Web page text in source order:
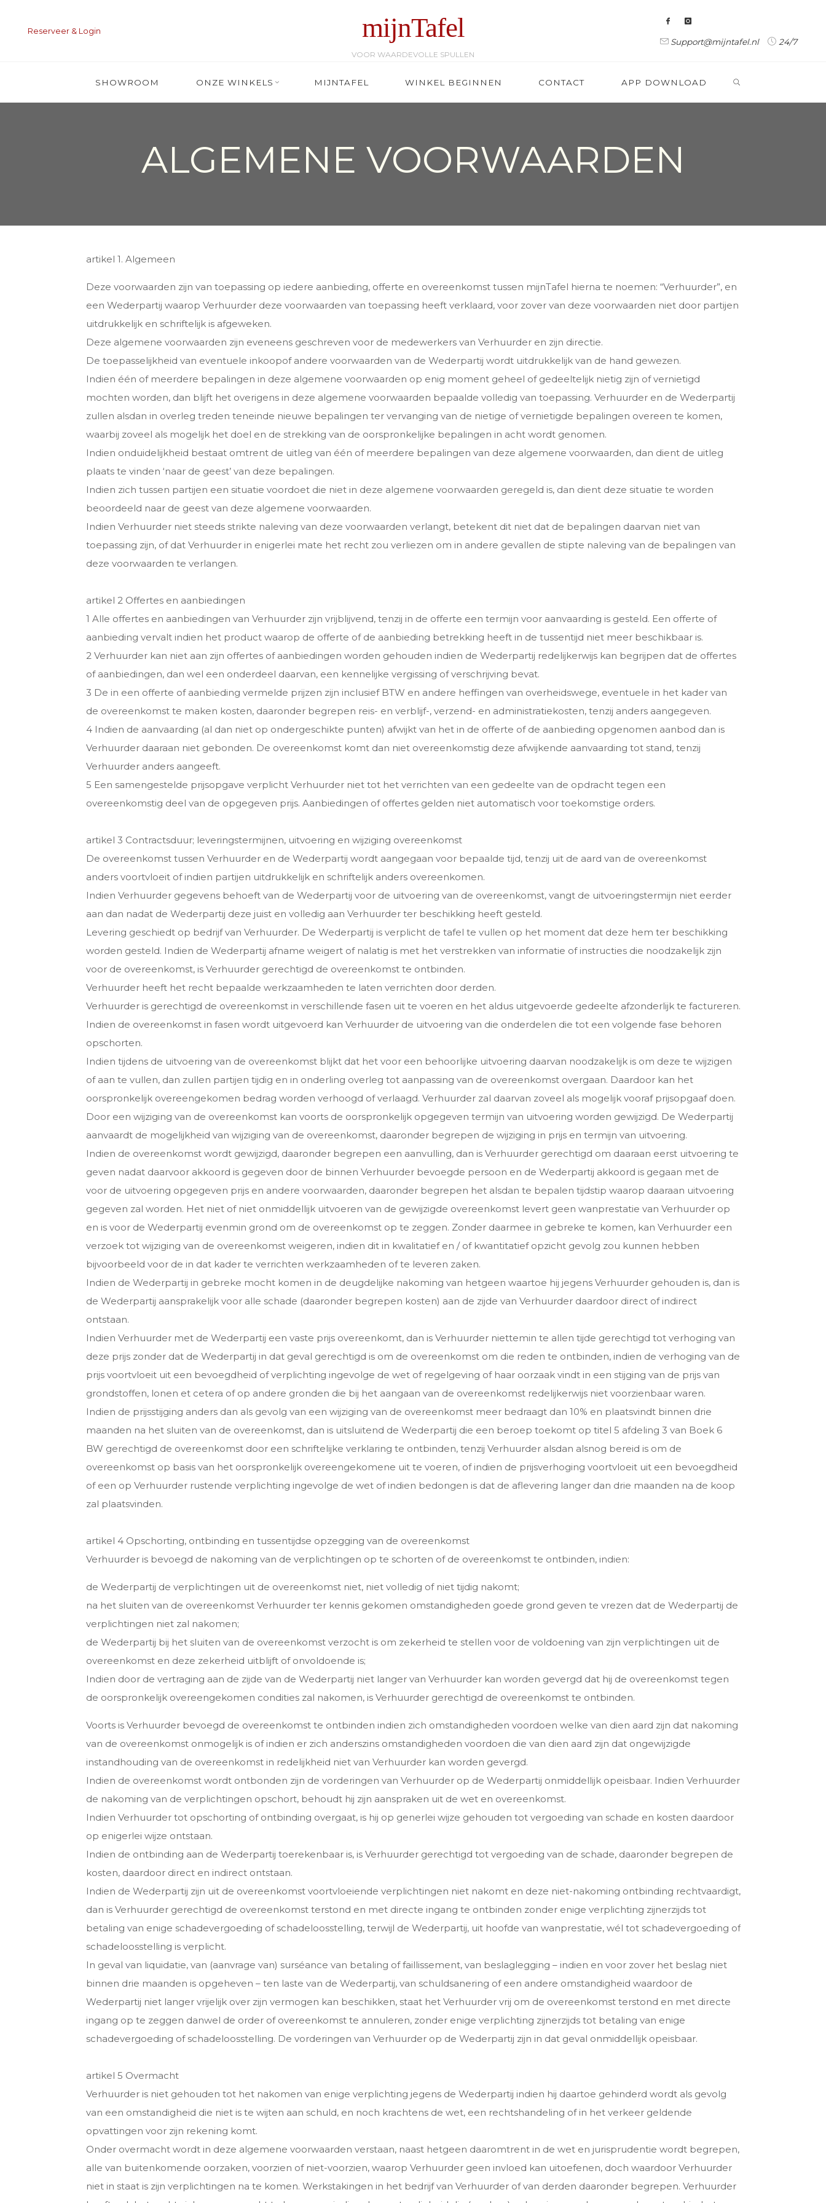
mijnTafel
VOOR WAARDEVOLLE SPULLEN
Support@mijntafel.nl 24/7
Reserveer & Login
SHOWROOM ONZE WINKELS MIJNTAFEL WINKEL BEGINNEN CONTACT APP DOWNLOAD
ALGEMENE VOORWAARDEN
artikel 1. Algemeen
Deze voorwaarden zijn van toepassing op iedere aanbieding, offerte en overeenkomst tussen mijnTafel hierna te noemen: “Verhuurder”, en
een Wederpartij waarop Verhuurder deze voorwaarden van toepassing heeft verklaard, voor zover van deze voorwaarden niet door partijen
uitdrukkelijk en schriftelijk is afgeweken.
Deze algemene voorwaarden zijn eveneens geschreven voor de medewerkers van Verhuurder en zijn directie.
De toepasselijkheid van eventuele inkoopof andere voorwaarden van de Wederpartij wordt uitdrukkelijk van de hand gewezen.
Indien één of meerdere bepalingen in deze algemene voorwaarden op enig moment geheel of gedeeltelijk nietig zijn of vernietigd
mochten worden, dan blijft het overigens in deze algemene voorwaarden bepaalde volledig van toepassing. Verhuurder en de Wederpartij
zullen alsdan in overleg treden teneinde nieuwe bepalingen ter vervanging van de nietige of vernietigde bepalingen overeen te komen,
waarbij zoveel als mogelijk het doel en de strekking van de oorspronkelijke bepalingen in acht wordt genomen.
Indien onduidelijkheid bestaat omtrent de uitleg van één of meerdere bepalingen van deze algemene voorwaarden, dan dient de uitleg
plaats te vinden ‘naar de geest’ van deze bepalingen.
Indien zich tussen partijen een situatie voordoet die niet in deze algemene voorwaarden geregeld is, dan dient deze situatie te worden
beoordeeld naar de geest van deze algemene voorwaarden.
Indien Verhuurder niet steeds strikte naleving van deze voorwaarden verlangt, betekent dit niet dat de bepalingen daarvan niet van
toepassing zijn, of dat Verhuurder in enigerlei mate het recht zou verliezen om in andere gevallen de stipte naleving van de bepalingen van
deze voorwaarden te verlangen.
artikel 2 Offertes en aanbiedingen
1 Alle offertes en aanbiedingen van Verhuurder zijn vrijblijvend, tenzij in de offerte een termijn voor aanvaarding is gesteld. Een offerte of
aanbieding vervalt indien het product waarop de offerte of de aanbieding betrekking heeft in de tussentijd niet meer beschikbaar is.
2 Verhuurder kan niet aan zijn offertes of aanbiedingen worden gehouden indien de Wederpartij redelijkerwijs kan begrijpen dat de offertes
of aanbiedingen, dan wel een onderdeel daarvan, een kennelijke vergissing of verschrijving bevat.
3 De in een offerte of aanbieding vermelde prijzen zijn inclusief BTW en andere heffingen van overheidswege, eventuele in het kader van
de overeenkomst te maken kosten, daaronder begrepen reis- en verblijf-, verzend- en administratiekosten, tenzij anders aangegeven.
4 Indien de aanvaarding (al dan niet op ondergeschikte punten) afwijkt van het in de offerte of de aanbieding opgenomen aanbod dan is
Verhuurder daaraan niet gebonden. De overeenkomst komt dan niet overeenkomstig deze afwijkende aanvaarding tot stand, tenzij
Verhuurder anders aangeeft.
5 Een samengestelde prijsopgave verplicht Verhuurder niet tot het verrichten van een gedeelte van de opdracht tegen een
overeenkomstig deel van de opgegeven prijs. Aanbiedingen of offertes gelden niet automatisch voor toekomstige orders.
artikel 3 Contractsduur; leveringstermijnen, uitvoering en wijziging overeenkomst
De overeenkomst tussen Verhuurder en de Wederpartij wordt aangegaan voor bepaalde tijd, tenzij uit de aard van de overeenkomst
anders voortvloeit of indien partijen uitdrukkelijk en schriftelijk anders overeenkomen.
Indien Verhuurder gegevens behoeft van de Wederpartij voor de uitvoering van de overeenkomst, vangt de uitvoeringstermijn niet eerder
aan dan nadat de Wederpartij deze juist en volledig aan Verhuurder ter beschikking heeft gesteld.
Levering geschiedt op bedrijf van Verhuurder. De Wederpartij is verplicht de tafel te vullen op het moment dat deze hem ter beschikking
worden gesteld. Indien de Wederpartij afname weigert of nalatig is met het verstrekken van informatie of instructies die noodzakelijk zijn
voor de overeenkomst, is Verhuurder gerechtigd de overeenkomst te ontbinden.
Verhuurder heeft het recht bepaalde werkzaamheden te laten verrichten door derden.
Verhuurder is gerechtigd de overeenkomst in verschillende fasen uit te voeren en het aldus uitgevoerde gedeelte afzonderlijk te factureren.
Indien de overeenkomst in fasen wordt uitgevoerd kan Verhuurder de uitvoering van die onderdelen die tot een volgende fase behoren
opschorten.
Indien tijdens de uitvoering van de overeenkomst blijkt dat het voor een behoorlijke uitvoering daarvan noodzakelijk is om deze te wijzigen
of aan te vullen, dan zullen partijen tijdig en in onderling overleg tot aanpassing van de overeenkomst overgaan. Daardoor kan het
oorspronkelijk overeengekomen bedrag worden verhoogd of verlaagd. Verhuurder zal daarvan zoveel als mogelijk vooraf prijsopgaaf doen.
Door een wijziging van de overeenkomst kan voorts de oorspronkelijk opgegeven termijn van uitvoering worden gewijzigd. De Wederpartij
aanvaardt de mogelijkheid van wijziging van de overeenkomst, daaronder begrepen de wijziging in prijs en termijn van uitvoering.
Indien de overeenkomst wordt gewijzigd, daaronder begrepen een aanvulling, dan is Verhuurder gerechtigd om daaraan eerst uitvoering te
geven nadat daarvoor akkoord is gegeven door de binnen Verhuurder bevoegde persoon en de Wederpartij akkoord is gegaan met de
voor de uitvoering opgegeven prijs en andere voorwaarden, daaronder begrepen het alsdan te bepalen tijdstip waarop daaraan uitvoering
gegeven zal worden. Het niet of niet onmiddellijk uitvoeren van de gewijzigde overeenkomst levert geen wanprestatie van Verhuurder op
en is voor de Wederpartij evenmin grond om de overeenkomst op te zeggen. Zonder daarmee in gebreke te komen, kan Verhuurder een
verzoek tot wijziging van de overeenkomst weigeren, indien dit in kwalitatief en / of kwantitatief opzicht gevolg zou kunnen hebben
bijvoorbeeld voor de in dat kader te verrichten werkzaamheden of te leveren zaken.
Indien de Wederpartij in gebreke mocht komen in de deugdelijke nakoming van hetgeen waartoe hij jegens Verhuurder gehouden is, dan is
de Wederpartij aansprakelijk voor alle schade (daaronder begrepen kosten) aan de zijde van Verhuurder daardoor direct of indirect
ontstaan.
Indien Verhuurder met de Wederpartij een vaste prijs overeenkomt, dan is Verhuurder niettemin te allen tijde gerechtigd tot verhoging van
deze prijs zonder dat de Wederpartij in dat geval gerechtigd is om de overeenkomst om die reden te ontbinden, indien de verhoging van de
prijs voortvloeit uit een bevoegdheid of verplichting ingevolge de wet of regelgeving of haar oorzaak vindt in een stijging van de prijs van
grondstoffen, lonen et cetera of op andere gronden die bij het aangaan van de overeenkomst redelijkerwijs niet voorzienbaar waren.
Indien de prijsstijging anders dan als gevolg van een wijziging van de overeenkomst meer bedraagt dan 10% en plaatsvindt binnen drie
maanden na het sluiten van de overeenkomst, dan is uitsluitend de Wederpartij die een beroep toekomt op titel 5 afdeling 3 van Boek 6
BW gerechtigd de overeenkomst door een schriftelijke verklaring te ontbinden, tenzij Verhuurder alsdan alsnog bereid is om de
overeenkomst op basis van het oorspronkelijk overeengekomene uit te voeren, of indien de prijsverhoging voortvloeit uit een bevoegdheid
of een op Verhuurder rustende verplichting ingevolge de wet of indien bedongen is dat de aflevering langer dan drie maanden na de koop
zal plaatsvinden.
artikel 4 Opschorting, ontbinding en tussentijdse opzegging van de overeenkomst
Verhuurder is bevoegd de nakoming van de verplichtingen op te schorten of de overeenkomst te ontbinden, indien:
de Wederpartij de verplichtingen uit de overeenkomst niet, niet volledig of niet tijdig nakomt;
na het sluiten van de overeenkomst Verhuurder ter kennis gekomen omstandigheden goede grond geven te vrezen dat de Wederpartij de
verplichtingen niet zal nakomen;
de Wederpartij bij het sluiten van de overeenkomst verzocht is om zekerheid te stellen voor de voldoening van zijn verplichtingen uit de
overeenkomst en deze zekerheid uitblijft of onvoldoende is;
Indien door de vertraging aan de zijde van de Wederpartij niet langer van Verhuurder kan worden gevergd dat hij de overeenkomst tegen
de oorspronkelijk overeengekomen condities zal nakomen, is Verhuurder gerechtigd de overeenkomst te ontbinden.
Voorts is Verhuurder bevoegd de overeenkomst te ontbinden indien zich omstandigheden voordoen welke van dien aard zijn dat nakoming
van de overeenkomst onmogelijk is of indien er zich anderszins omstandigheden voordoen die van dien aard zijn dat ongewijzigde
instandhouding van de overeenkomst in redelijkheid niet van Verhuurder kan worden gevergd.
Indien de overeenkomst wordt ontbonden zijn de vorderingen van Verhuurder op de Wederpartij onmiddellijk opeisbaar. Indien Verhuurder
de nakoming van de verplichtingen opschort, behoudt hij zijn aanspraken uit de wet en overeenkomst.
Indien Verhuurder tot opschorting of ontbinding overgaat, is hij op generlei wijze gehouden tot vergoeding van schade en kosten daardoor
op enigerlei wijze ontstaan.
Indien de ontbinding aan de Wederpartij toerekenbaar is, is Verhuurder gerechtigd tot vergoeding van de schade, daaronder begrepen de
kosten, daardoor direct en indirect ontstaan.
Indien de Wederpartij zijn uit de overeenkomst voortvloeiende verplichtingen niet nakomt en deze niet-nakoming ontbinding rechtvaardigt,
dan is Verhuurder gerechtigd de overeenkomst terstond en met directe ingang te ontbinden zonder enige verplichting zijnerzijds tot
betaling van enige schadevergoeding of schadeloosstelling, terwijl de Wederpartij, uit hoofde van wanprestatie, wél tot schadevergoeding of
schadeloosstelling is verplicht.
In geval van liquidatie, van (aanvrage van) surséance van betaling of faillissement, van beslaglegging – indien en voor zover het beslag niet
binnen drie maanden is opgeheven – ten laste van de Wederpartij, van schuldsanering of een andere omstandigheid waardoor de
Wederpartij niet langer vrijelijk over zijn vermogen kan beschikken, staat het Verhuurder vrij om de overeenkomst terstond en met directe
ingang op te zeggen danwel de order of overeenkomst te annuleren, zonder enige verplichting zijnerzijds tot betaling van enige
schadevergoeding of schadeloosstelling. De vorderingen van Verhuurder op de Wederpartij zijn in dat geval onmiddellijk opeisbaar.
artikel 5 Overmacht
Verhuurder is niet gehouden tot het nakomen van enige verplichting jegens de Wederpartij indien hij daartoe gehinderd wordt als gevolg
van een omstandigheid die niet is te wijten aan schuld, en noch krachtens de wet, een rechtshandeling of in het verkeer geldende
opvattingen voor zijn rekening komt.
Onder overmacht wordt in deze algemene voorwaarden verstaan, naast hetgeen daaromtrent in de wet en jurisprudentie wordt begrepen,
alle van buitenkomende oorzaken, voorzien of niet-voorzien, waarop Verhuurder geen invloed kan uitoefenen, doch waardoor Verhuurder
niet in staat is zijn verplichtingen na te komen. Werkstakingen in het bedrijf van Verhuurder of van derden daaronder begrepen. Verhuurder